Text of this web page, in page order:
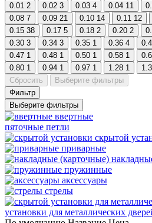
0.01 2 0.02 3 0.03 4 0.04 11
0.08 7 0.09 21 0.10 14 0.11 12
0.15 38 0.17 5 0.18 2 0.20 2
0.30 3 0.34 3 0.35 1 0.36 4
0.47 1 0.48 1 0.50 1 0.58 1
0.80 1 0.94 1 0.97 1 1.28 1
Сбросить
Выберите фильтры
Фильтр
Выберите фильтры
ввертные
пяточные петли
скрытой
приварные
пружинные
аксессуары
стрелы
установки для металлических